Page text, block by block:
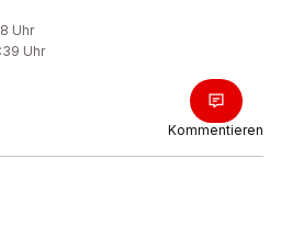
Uhr
Uhr
Kommentieren